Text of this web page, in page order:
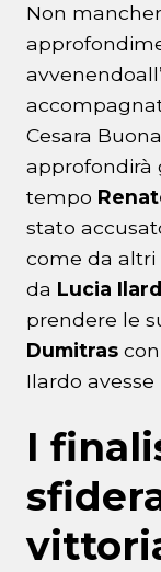
Non
Cesara
approfondirà
tempo
stato
come da altri
da Lucia
prendere le
Dumitras
Ilardo avesse
I